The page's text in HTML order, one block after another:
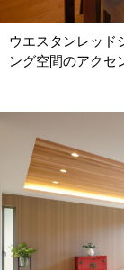
ウエスタンレッド
ング空間のアクセ